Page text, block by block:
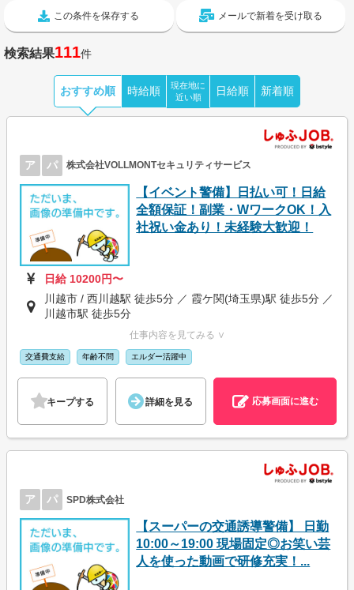
この条件を保存する メールで新着を受け取る
検索結果111件
おすすめ順 時給順
現在地に
近い順
日給順 新着順
ア パ 株式会社VOLLMONTセキュリティサービス
【イベント警備】日払い可！日給
全額保証！副業・WワークOK！入
社祝い金あり！未経験大歓迎！
日給 10200円〜
川越市 / 西川越駅 徒歩5分 ／ 霞ケ関(埼玉県)駅 徒歩5分 ／
川越市駅 徒歩5分
仕事内容を見てみる ∨
交通費支給 年齢不問 エルダー活躍中
キープする 詳細を見る 応募画面に進む
ア パ SPD株式会社
【スーパーの交通誘導警備】 日勤
10:00～19:00 現場固定◎お笑い芸
人を使った動画で研修充実！...